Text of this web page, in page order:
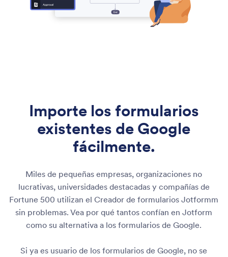
Importe los formularios
existentes de Google
fácilmente.
Miles de pequeñas empresas, organizaciones no
lucrativas, universidades destacadas y compañías de
Fortune 500 utilizan el Creador de formularios Jotformm
sin problemas. Vea por qué tantos confían en Jotform
como su alternativa a los formularios de Google.
Si ya es usuario de los formularios de Google, no se